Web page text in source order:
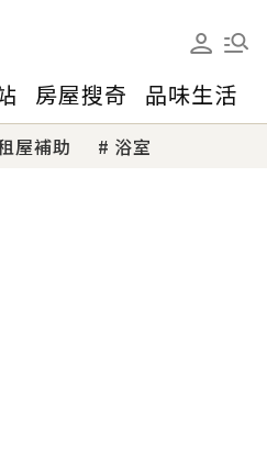
房屋搜奇 品味生活
屋補助 浴室